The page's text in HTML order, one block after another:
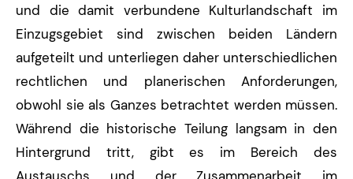
und die damit verbundene Kulturlandschaft im
Einzugsgebiet sind zwischen beiden Ländern
aufgeteilt und unterliegen daher unterschiedlichen
rechtlichen und planerischen Anforderungen,
obwohl sie als Ganzes betrachtet werden müssen.
Während die historische Teilung langsam in den
Hintergrund tritt, gibt es im Bereich des